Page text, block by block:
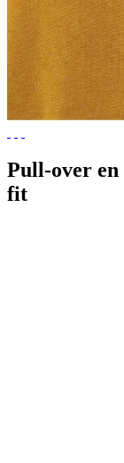
Pull-over
fit